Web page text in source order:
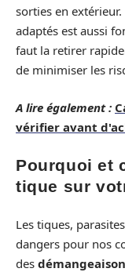
sorties en
adaptés est aussi
faut la retirer
de minimiser les
A lire également :
vérifier avant
Pourquoi et
tique sur
Les tiques,
dangers pour nos
des